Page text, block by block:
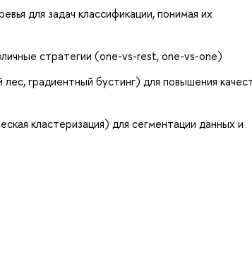
для задач классификации, понимая их
стратегии (one-vs-rest, one-vs-one)
градиентный бустинг) для повышения
кластеризация) для сегментации данных и